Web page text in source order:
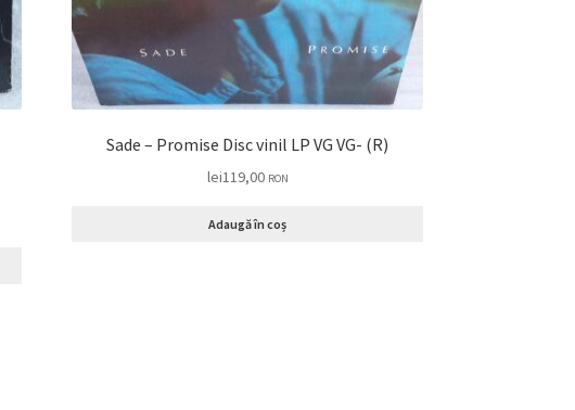
Sade – Promise Disc vinil LP VG VG- (R)
lei119,00 RON
Adaugă în coș